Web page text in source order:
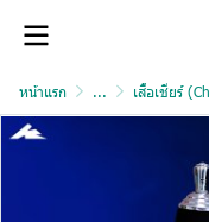
หน้าแรก ... เสื้อเชียร์